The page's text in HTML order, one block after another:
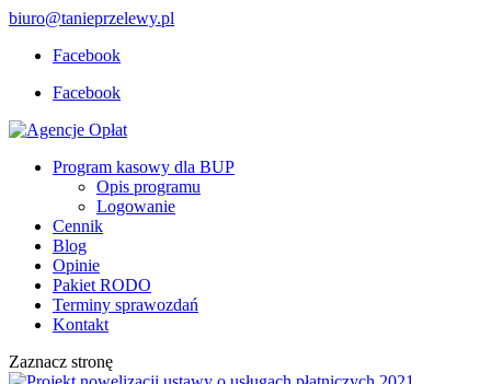
biuro@tanieprzelewy.pl
Facebook
Facebook
Program kasowy dla BUP
Opis programu
Logowanie
Cennik
Blog
Opinie
Pakiet RODO
Terminy sprawozdań
Kontakt
Zaznacz stronę